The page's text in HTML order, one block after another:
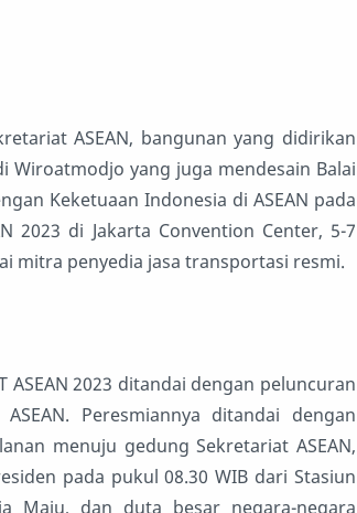
ASEAN, bangunan yang didirikan
Wiroatmodjo yang juga mendesain Balai
Keketuaan Indonesia di ASEAN pada
2023 di Jakarta Convention Center, 5-7
mitra penyedia jasa transportasi resmi.
2023 ditandai dengan peluncuran
Peresmiannya ditandai dengan
menuju gedung Sekretariat ASEAN,
pada pukul 08.30 WIB dari Stasiun
Maju, dan duta besar negara-negara